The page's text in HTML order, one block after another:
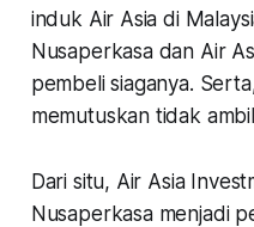
induk Air Asia di
Nusaperkasa dan Air
pembeli siaganya.
memutuskan tidak
Dari situ, Air Asia
Nusaperkasa menjadi